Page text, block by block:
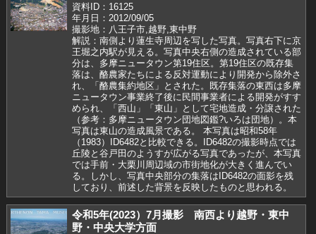
資料ID：16125
年月日：2012/09/05
撮影地：八王子市,越野,東中野
解説：南側より蓮生寺周辺を写した写真。写真右下に京
王堀之内駅が見える。写真中央右側の造成されている部
分は、多摩ニュータウン第19住区。第19住区の既存集
落は、酪農家たちによる反対運動により開発から除外さ
れ、「酪農集約地区」とされた。既存集落の東西は多摩
ニュータウン事業終了後に民間事業者による開発がすす
められ、「西山」「東山」として宅地造成・分譲された
（参考：多摩ニュータウン団地図鑑?いろは団地）。本
写真は東山の造成風景である。 本写真は昭和58年
（1983）ID6482と比較できる。ID6482の撮影時点では
丘陵と谷戸田のようすが広がる写真であったが、本写真
では手前・大栗川周辺域の市街地化が大きく進んでい
る。しかし、写真中央部分の集落はID6482の面影を残
しており、前述した背景を反映したものと思われる。
令和5年(2023）7月撮影 南西より越野・東中
野・中央大学方面